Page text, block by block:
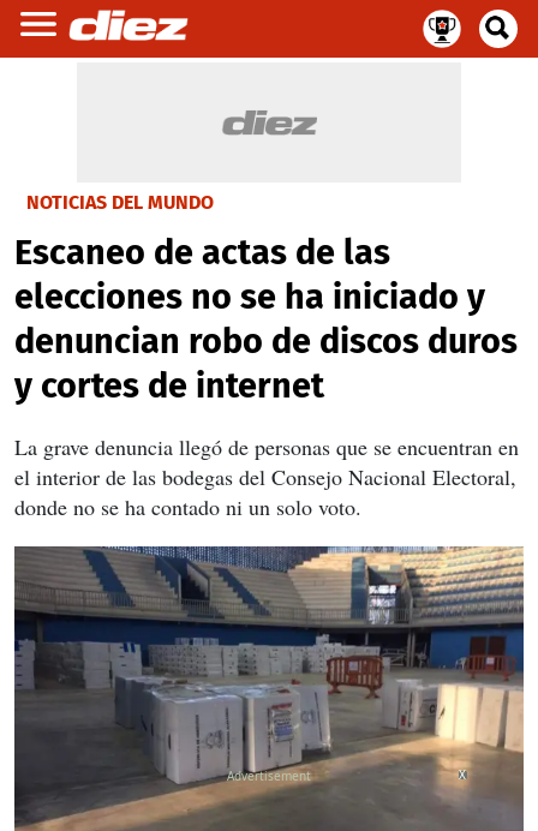
NOTICIAS DEL MUNDO
Escaneo de actas de las
elecciones no se ha iniciado y
denuncian robo de discos duros
y cortes de internet
La grave denuncia llegó de personas que se encuentran en
el interior de las bodegas del Consejo Nacional Electoral,
donde no se ha contado ni un solo voto.
X